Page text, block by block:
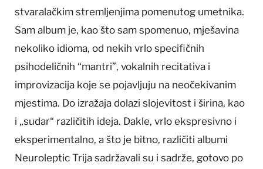
stvaralačkim stremljenjima pomenutog umetnika.
Sam album je, kao što sam spomenuo, mješavina
nekoliko idioma, od nekih vrlo specifičnih
psihodeličnih “mantri”, vokalnih recitativa i
improvizacija koje se pojavljuju na neočekivanim
mjestima. Do izražaja dolazi slojevitost i širina, kao
i „sudar“ različitih ideja. Dakle, vrlo ekspresivno i
eksperimentalno, a što je bitno, različiti albumi
Neuroleptic Trija sadržavali su i sadrže, gotovo po